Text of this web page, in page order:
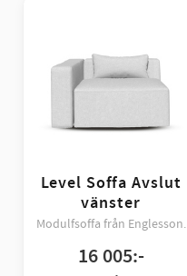
Level Soffa Avslut
vänster
Modulfsoffa från Englesson.
16 005:-